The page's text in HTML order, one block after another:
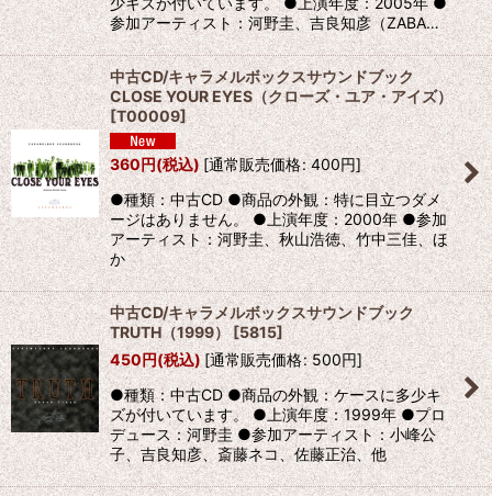
参加アーティスト：河野圭、吉良知彦（ZABA…
中古CD/キャラメルボックスサウンドブック
CLOSE YOUR EYES（クローズ・ユア・アイズ）
[T00009]
360円(税込)[通常販売価格: 400円]
●種類：中古CD ●商品の外観：特に目立つダメ
ージはありません。 ●上演年度：2000年 ●参加
アーティスト：河野圭、秋山浩徳、竹中三佳、ほ
か
中古CD/キャラメルボックスサウンドブック
TRUTH（1999） [5815]
450円(税込) [通常販売価格: 500円]
●種類：中古CD ●商品の外観：ケースに多少キ
ズが付いています。 ●上演年度：1999年 ●プロ
デュース：河野圭 ●参加アーティスト：小峰公
子、吉良知彦、斎藤ネコ、佐藤正治、他